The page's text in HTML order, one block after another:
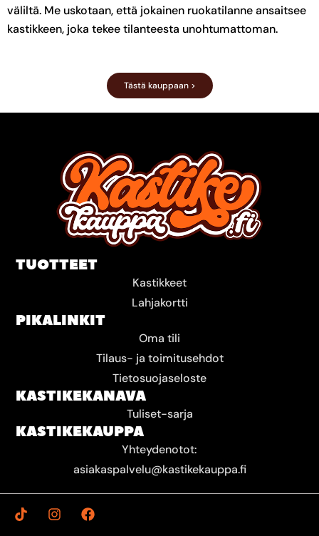
väliltä. Me uskotaan, että jokainen ruokatilanne ansaitsee
kastikkeen, joka tekee tilanteesta unohtumattoman.
Tästä kauppaan >
TUOTTEET
Kastikkeet
Lahjakortti
PIKALINKIT
Oma tili
Tilaus- ja toimitusehdot
Tietosuojaseloste
KASTIKEKANAVA
Tuliset-sarja
KASTIKEKAUPPA
Yhteydenotot:
asiakaspalvelu@kastikekauppa.fi
T
i
I
n
F
a